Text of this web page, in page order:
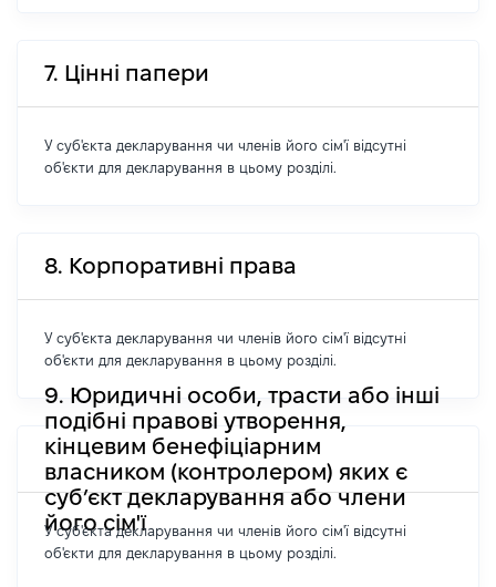
7. Цінні папери
У суб'єкта декларування чи членів його сім'ї відсутні
об'єкти для декларування в цьому розділі.
8. Корпоративні права
У суб'єкта декларування чи членів його сім'ї відсутні
об'єкти для декларування в цьому розділі.
9. Юридичні особи, трасти або інші
подібні правові утворення,
кінцевим бенефіціарним
власником (контролером) яких є
суб’єкт декларування або члени
його сім'ї
У суб'єкта декларування чи членів його сім'ї відсутні
об'єкти для декларування в цьому розділі.